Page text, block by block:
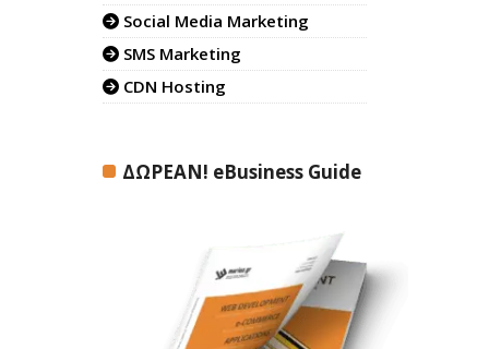
Social Media Marketing
SMS Marketing
CDN Hosting
ΔΩΡΕΑΝ! eBusiness Guide